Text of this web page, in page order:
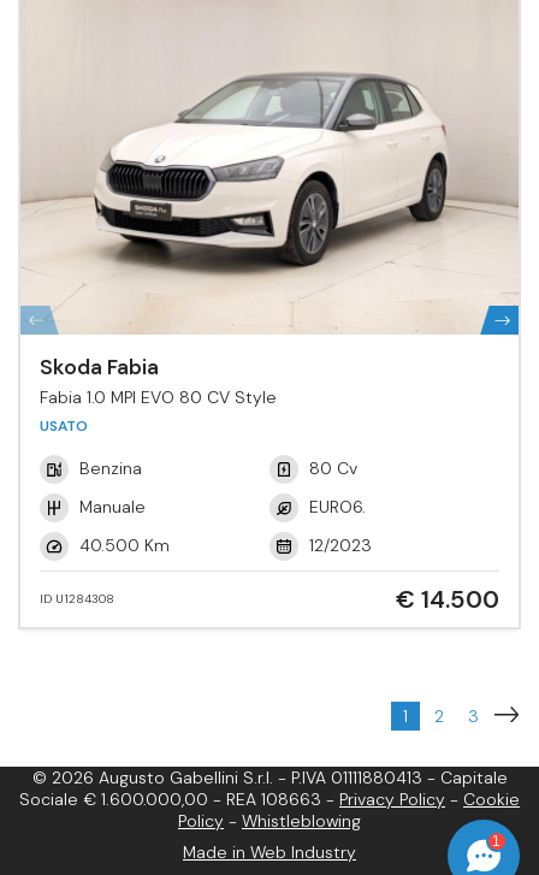
Skoda Fabia
Fabia 1.0 MPI EVO 80 CV Style
USATO
Benzina
80 Cv
Manuale
EURO6.
40.500 Km
12/2023
ID U1284308 € 14.500
1 2 3
© 2026 Augusto Gabellini S.r.l. - P.IVA 01111880413 - Capitale
Sociale € 1.600.000,00 - REA 108663 - Privacy Policy - Cookie
Policy - Whistleblowing
Made in Web Industry
1